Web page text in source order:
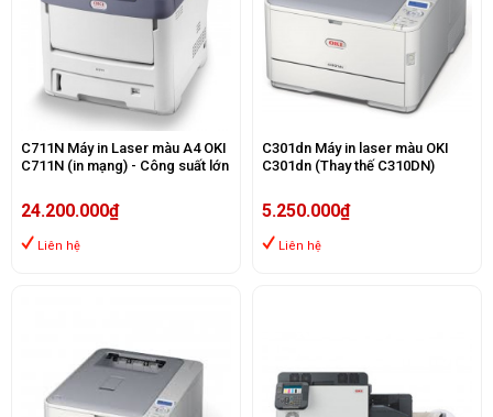
C711N Máy in Laser màu A4 OKI
C711N (in mạng) - Công suất lớn
24.200.000₫
Liên hệ
C301dn Máy in laser màu OKI
C301dn (Thay thế C310DN)
5.250.000₫
Liên hệ